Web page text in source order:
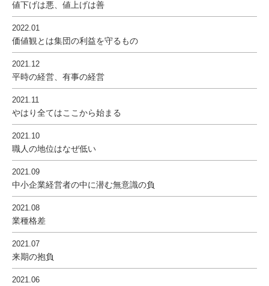
値下げは悪、値上げは善
2022.01
価値観とは集団の利益を守るもの
2021.12
平時の経営、有事の経営
2021.11
やはり全てはここから始まる
2021.10
職人の地位はなぜ低い
2021.09
中小企業経営者の中に潜む無意識の負
2021.08
業種格差
2021.07
来期の抱負
2021.06